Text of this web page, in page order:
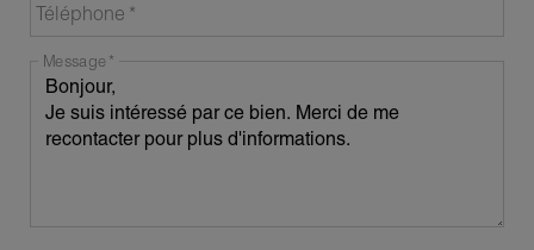
Téléphone
Message